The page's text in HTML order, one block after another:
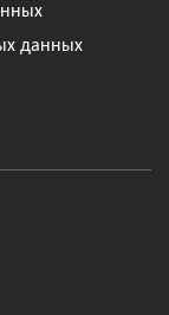
данных